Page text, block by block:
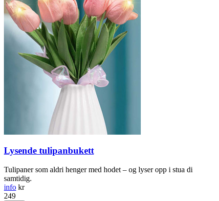
Lysende tulipanbukett
Tulipaner som aldri henger med hodet – og lyser opp i stua di
samtidig.
info kr
249